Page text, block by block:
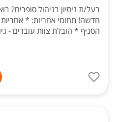
בעל/ת ניסיון בניהול סופרים?
חדשה! תחומי אחריות: * אחריות
הסניף * הובלת צוות עובדים -